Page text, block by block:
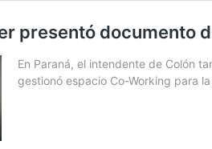
presentó documento
En Paraná, el intendente de Colón
gestionó espacio Co-Working para